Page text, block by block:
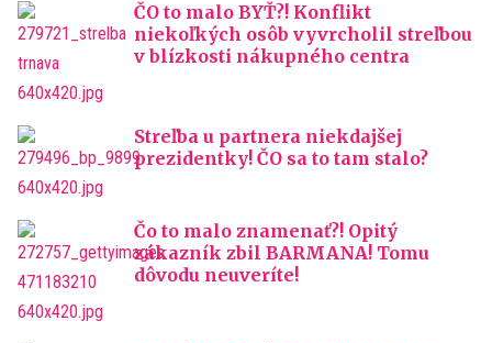
ČO to malo BYŤ?! Konflikt
niekoľkých osôb vyvrcholil streľbou
v blízkosti nákupného centra
Streľba u partnera niekdajšej
prezidentky! ČO sa to tam stalo?
Čo to malo znamenať?! Opitý
zákazník zbil BARMANA! Tomu
dôvodu neuveríte!